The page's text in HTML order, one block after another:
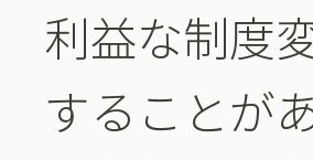
利益な制度
することが